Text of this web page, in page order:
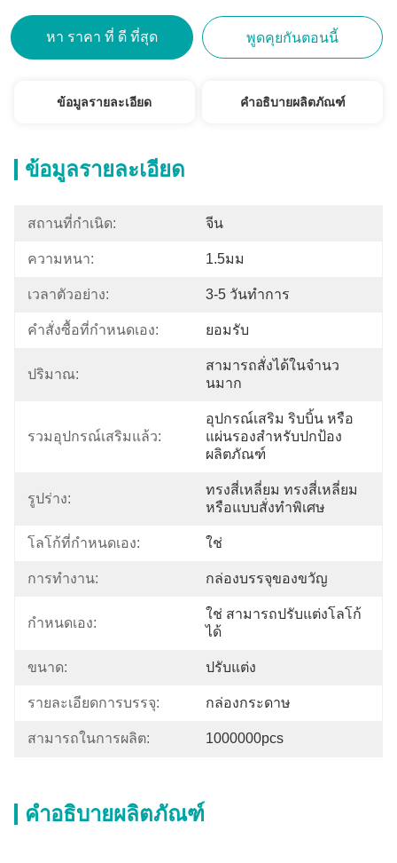
หา ราคา ที่ ดี ที่สุด พูดคุยกันตอนนี้
ข้อมูลรายละเอียด คำอธิบายผลิตภัณฑ์
ข้อมูลรายละเอียด
สถานที่กำเนิด: จีน
ความหนา: 1.5มม
เวลาตัวอย่าง: 3-5 วันทำการ
คำสั่งซื้อที่กำหนดเอง: ยอมรับ
ปริมาณ:
สามารถสั่งได้ในจํานว
นมาก
รวมอุปกรณ์เสริมแล้ว:
อุปกรณ์เสริม ริบบิ้น หรือ
แผ่นรองสำหรับปกป้อง
ผลิตภัณฑ์
รูปร่าง:
ทรงสี่เหลี่ยม ทรงสี่เหลี่ยม
หรือแบบสั่งทำพิเศษ
โลโก้ที่กำหนดเอง: ใช่
การทำงาน: กล่องบรรจุของขวัญ
กำหนดเอง:
ใช่ สามารถปรับแต่งโลโก้
ได้
ขนาด: ปรับแต่ง
รายละเอียดการบรรจุ: กล่องกระดาษ
สามารถในการผลิต: 1000000pcs
คำอธิบายผลิตภัณฑ์